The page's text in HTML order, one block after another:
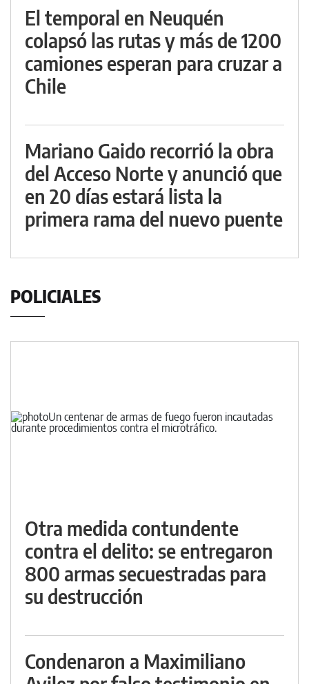
El temporal en Neuquén
colapsó las rutas y más de 1200
camiones esperan para cruzar a
Chile
Mariano Gaido recorrió la obra
del Acceso Norte y anunció que
en 20 días estará lista la
primera rama del nuevo puente
POLICIALES
Otra medida contundente
contra el delito: se entregaron
800 armas secuestradas para
su destrucción
Condenaron a Maximiliano